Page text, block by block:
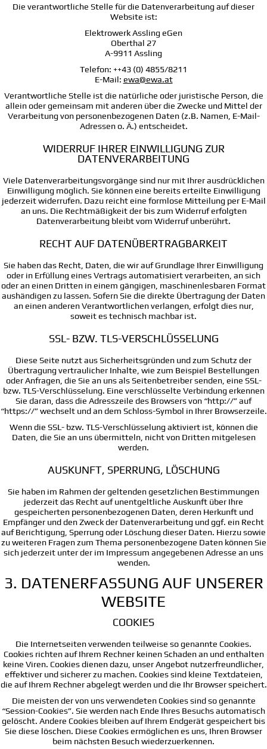
Die verantwortliche Stelle für die Datenverarbeitung auf dieser
Website ist:
Elektrowerk Assling eGen
Oberthal 27
A-9911 Assling
Telefon: ++43 (0) 4855/8211
E-Mail: ewa@ewa.at
Verantwortliche Stelle ist die natürliche oder juristische Person, die
allein oder gemeinsam mit anderen über die Zwecke und Mittel der
Verarbeitung von personenbezogenen Daten (z.B. Namen, E-Mail-
Adressen o. Ä.) entscheidet.
WIDERRUF IHRER EINWILLIGUNG ZUR
DATENVERARBEITUNG
Viele Datenverarbeitungsvorgänge sind nur mit Ihrer ausdrücklichen
Einwilligung möglich. Sie können eine bereits erteilte Einwilligung
jederzeit widerrufen. Dazu reicht eine formlose Mitteilung per E-Mail
an uns. Die Rechtmäßigkeit der bis zum Widerruf erfolgten
Datenverarbeitung bleibt vom Widerruf unberührt.
RECHT AUF DATENÜBERTRAGBARKEIT
Sie haben das Recht, Daten, die wir auf Grundlage Ihrer Einwilligung
oder in Erfüllung eines Vertrags automatisiert verarbeiten, an sich
oder an einen Dritten in einem gängigen, maschinenlesbaren Format
aushändigen zu lassen. Sofern Sie die direkte Übertragung der Daten
an einen anderen Verantwortlichen verlangen, erfolgt dies nur,
soweit es technisch machbar ist.
SSL- BZW. TLS-VERSCHLÜSSELUNG
Diese Seite nutzt aus Sicherheitsgründen und zum Schutz der
Übertragung vertraulicher Inhalte, wie zum Beispiel Bestellungen
oder Anfragen, die Sie an uns als Seitenbetreiber senden, eine SSL-
bzw. TLS-Verschlüsselung. Eine verschlüsselte Verbindung erkennen
Sie daran, dass die Adresszeile des Browsers von “http://” auf
“https://” wechselt und an dem Schloss-Symbol in Ihrer Browserzeile.
Wenn die SSL- bzw. TLS-Verschlüsselung aktiviert ist, können die
Daten, die Sie an uns übermitteln, nicht von Dritten mitgelesen
werden.
AUSKUNFT, SPERRUNG, LÖSCHUNG
Sie haben im Rahmen der geltenden gesetzlichen Bestimmungen
jederzeit das Recht auf unentgeltliche Auskunft über Ihre
gespeicherten personenbezogenen Daten, deren Herkunft und
Empfänger und den Zweck der Datenverarbeitung und ggf. ein Recht
auf Berichtigung, Sperrung oder Löschung dieser Daten. Hierzu sowie
zu weiteren Fragen zum Thema personenbezogene Daten können Sie
sich jederzeit unter der im Impressum angegebenen Adresse an uns
wenden.
3. DATENERFASSUNG AUF UNSERER
WEBSITE
COOKIES
Die Internetseiten verwenden teilweise so genannte Cookies.
Cookies richten auf Ihrem Rechner keinen Schaden an und enthalten
keine Viren. Cookies dienen dazu, unser Angebot nutzerfreundlicher,
effektiver und sicherer zu machen. Cookies sind kleine Textdateien,
die auf Ihrem Rechner abgelegt werden und die Ihr Browser speichert.
Die meisten der von uns verwendeten Cookies sind so genannte
“Session-Cookies”. Sie werden nach Ende Ihres Besuchs automatisch
gelöscht. Andere Cookies bleiben auf Ihrem Endgerät gespeichert bis
Sie diese löschen. Diese Cookies ermöglichen es uns, Ihren Browser
beim nächsten Besuch wiederzuerkennen.